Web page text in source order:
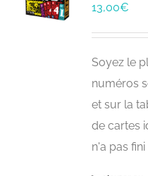
13,00€
Soyez le
numéros
et sur la
de cartes
n'a pas